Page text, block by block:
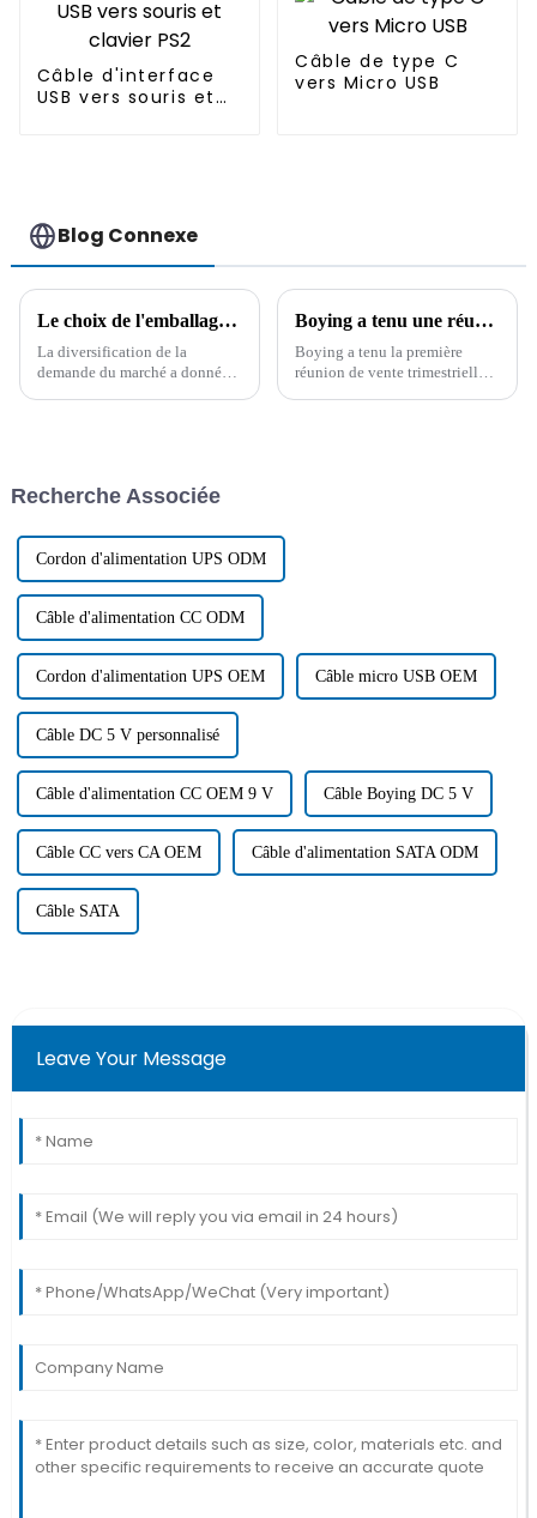
Câble d'interface
USB vers souris et
Câble de type C
vers Micro USB
Blog Connexe
Le choix de l'emballage des câbles : pour répondre aux diverses demandes des consommateurs
La diversification de la
demande du marché a donné
transmission de données…
Boying a tenu une réunion de synthèse des ventes pour le premier trimestre 2024
Boying a tenu la première
réunion de vente trimestrielle
Recherche Associée
Cordon d'alimentation UPS ODM
Câble d'alimentation CC ODM
Cordon d'alimentation UPS OEM Câble micro USB OEM
Câble DC 5 V personnalisé
Câble d'alimentation CC OEM 9 V Câble Boying DC 5 V
Câble CC vers CA OEM Câble d'alimentation SATA ODM
Câble SATA
Leave Your Message